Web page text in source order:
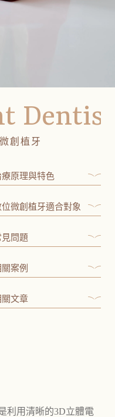
創植牙
療原理與特色
位微創植牙適合對象
見問題
案例
關文章
利用清晰的3D立體電